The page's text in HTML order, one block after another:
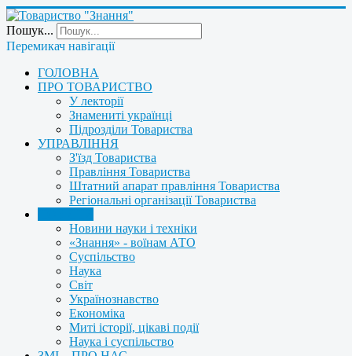
Пошук...
Перемикач навігації
ГОЛОВНА
ПРО ТОВАРИСТВО
У лекторії
Знамениті українці
Підрозділи Товариства
УПРАВЛІННЯ
З'їзд Товариства
Правління Товариства
Штатний апарат правління Товариства
Регіональні організації Товариства
Новини науки і техніки
«Знання» - воїнам АТО
Суспільство
Наука
Світ
Українознавство
Економіка
Миті історії, цікаві події
Наука і суспільство